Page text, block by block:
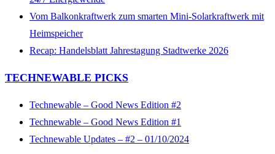
Vom Balkonkraftwerk zum smarten Mini-Solarkraftwerk mit
Heimspeicher
Recap: Handelsblatt Jahrestagung Stadtwerke 2026
TECHNEWABLE PICKS
Technewable – Good News Edition #2
Technewable – Good News Edition #1
Technewable Updates – #2 – 01/10/2024